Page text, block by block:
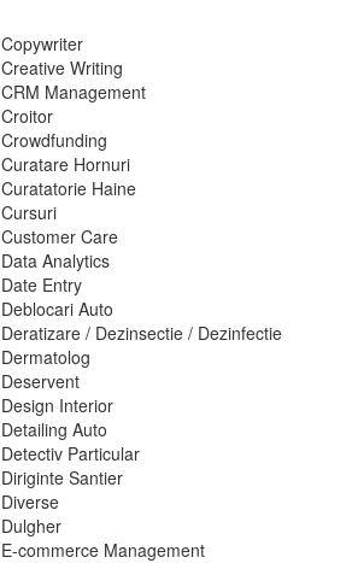
Copywriter
Creative Writing
CRM Management
Croitor
Crowdfunding
Curatare Hornuri
Curatatorie Haine
Cursuri
Customer Care
Data Analytics
Date Entry
Deblocari Auto
Deratizare / Dezinsectie / Dezinfectie
Dermatolog
Deservent
Design Interior
Detailing Auto
Detectiv Particular
Diriginte Santier
Diverse
Dulgher
E-commerce Management